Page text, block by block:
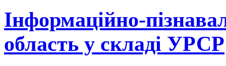
Інформаційно-
область у складі УРСР